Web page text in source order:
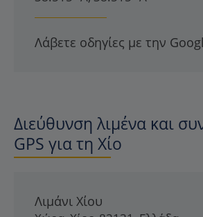
Λάβετε οδηγίες με την
Διεύθυνση λιμένα και
GPS για τη Χίο
Λιμάνι Χίου